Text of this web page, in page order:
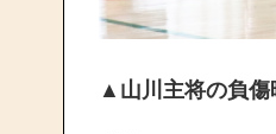
▲山川主将の負傷